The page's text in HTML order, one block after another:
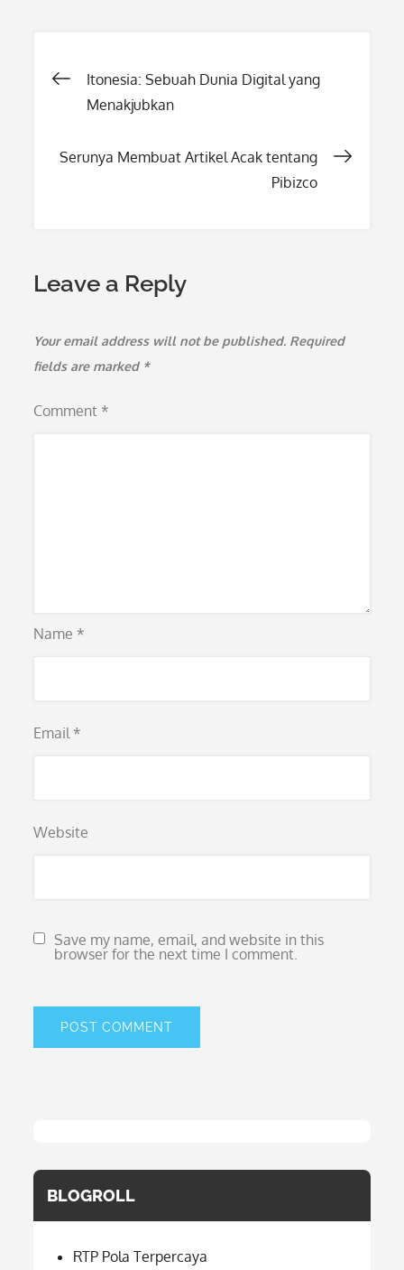
Post
Itonesia: Sebuah Dunia Digital yang
Menakjubkan
Serunya Membuat Artikel Acak tentang
Pibizco
Leave a Reply
Your email address will not be published. Required
fields are marked *
Comment *
Name *
Email *
Website
Save my name, email, and website in this
browser for the next time I comment.
BLOGROLL
RTP Pola Terpercaya